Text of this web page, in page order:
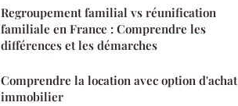
Regroupement familial vs réunification
familiale en France : Comprendre les
différences et les démarches
Comprendre la location avec option d'achat
immobilier